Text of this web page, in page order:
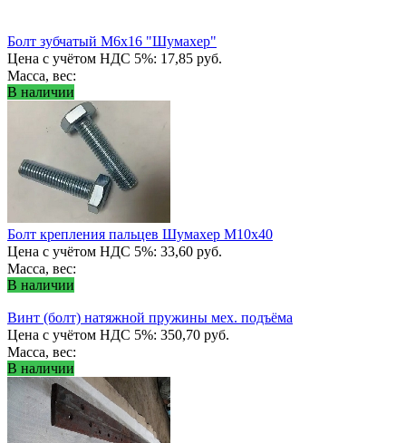
Болт зубчатый М6х16 "Шумахер"
Цена с учётом НДС 5%: 17,85 руб.
Масса, вес:
В наличии
Болт крепления пальцев Шумахер М10x40
Цена с учётом НДС 5%: 33,60 руб.
Масса, вес:
В наличии
Винт (болт) натяжной пружины мех. подъёма
Цена с учётом НДС 5%: 350,70 руб.
Масса, вес:
В наличии